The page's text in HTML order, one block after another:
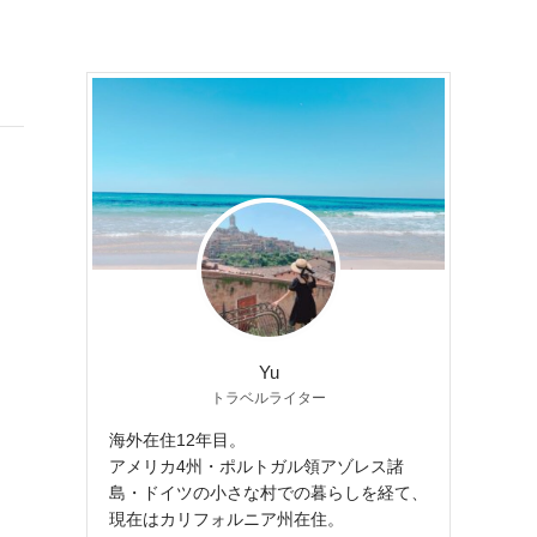
Yu
トラベルライター
海外在住12年目。
アメリカ4州・ポルトガル領アゾレス諸
島・ドイツの小さな村での暮らしを経て、
現在はカリフォルニア州在住。